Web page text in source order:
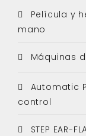
Película y
mano
Máquinas
Automatic
control
STEP EAR-